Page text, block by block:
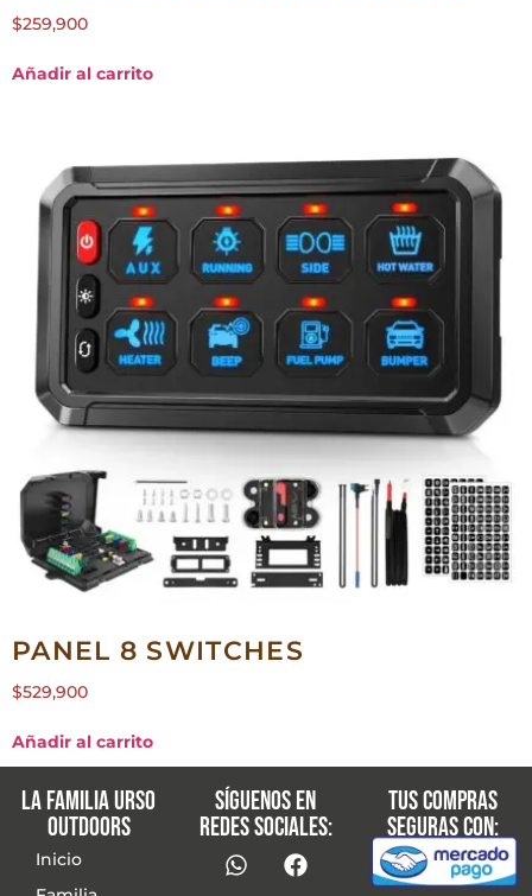
$259,900
Añadir al carrito
PANEL 8 SWITCHES
$529,900
Añadir al carrito
La familia Urso
Outdoors
Inicio
Síguenos en
redes sociales:
Tus compras
seguras con: